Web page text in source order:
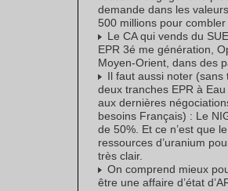
demande dans les
500 millions pour
Le CA qui vends du
EPR 3é me génération,
Moyen-Orient, dans des
Il faut aussi noter (sans
deux tranches EPR à
aux dernières
besoins Français) : Le
de 50%. Et ce n’est que
ressources d’uranium
très clair.
On comprend mieux
être une affaire d’état